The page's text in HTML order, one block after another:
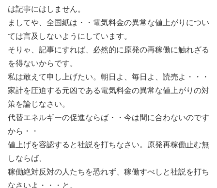
は記事にはしません。
ましてや、全国紙は・・電気料金の異常な値上がりについ
ては言及しないようにしています。
そりゃ、記事にすれば、必然的に原発の再稼働に触れざる
を得ないからです。
私は敢えて申し上げたい。朝日よ、毎日よ、読売よ・・・
家計を圧迫する元凶である電気料金の異常な値上がりの対
策を論じなさい。
代替エネルギーの促進ならば・・今は間に合わないのです
から・・
値上げを容認すると社説を打ちなさい。原発再稼働止む無
しならば、
稼働絶対反対の人たちを恐れず、稼働すべしと社説を打ち
なさいよ・・・と。